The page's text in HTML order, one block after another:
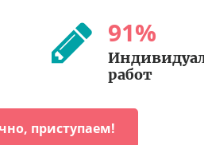
91%
работ
приступаем!